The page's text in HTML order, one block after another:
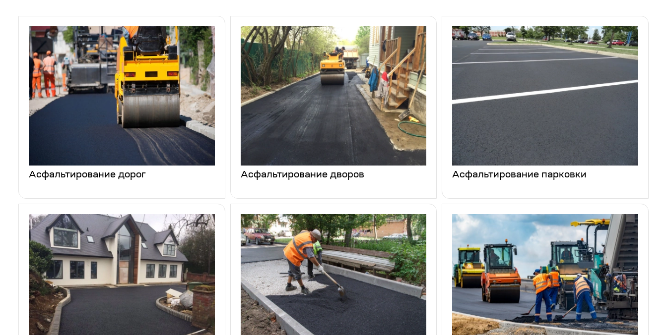
Асфальтирование дорог Асфальтирование дворов Асфальтирование парковки